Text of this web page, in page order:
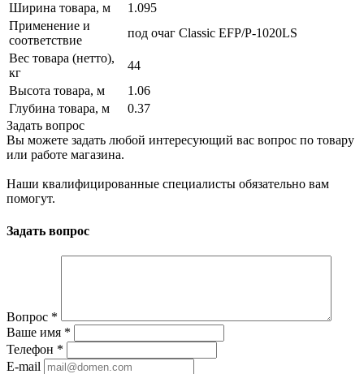
Ширина товара, м
1.095
Применение и
соответствие
под очаг Classic EFP/P-1020LS
Вес товара (нетто),
кг
44
Высота товара, м
1.06
Глубина товара, м
0.37
Задать вопрос
Вы можете задать любой интересующий вас вопрос по товару
или работе магазина.
Наши квалифицированные специалисты обязательно вам
помогут.
Задать вопрос
Вопрос *
Ваше имя *
Телефон *
E-mail